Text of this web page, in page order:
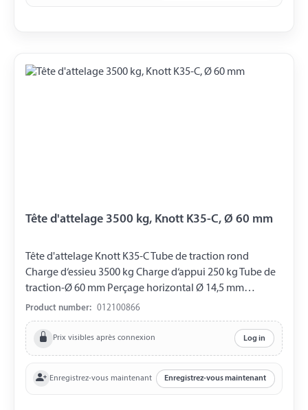
Tête d'attelage 3500 kg, Knott K35-C, Ø 60 mm
Tête d'attelage Knott K35-C Tube de traction rond
Charge d‘essieu 3500 kg Charge d‘appui 250 kg Tube de
traction-Ø 60 mm Perçage horizontal Ø 14,5 mm
Distance entre les Perçages 54 mm
Product number: 012100866
Prix visibles après connexion Log in
Enregistrez-vous maintenant Enregistrez-vous maintenant